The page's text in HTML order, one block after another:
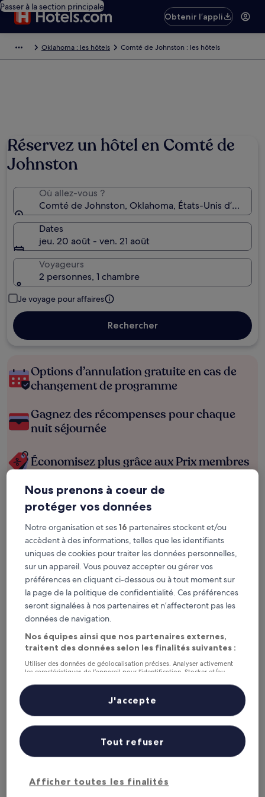
Passer à la section principale
Obtenir l’appli
Oklahoma : les hôtels Comté de Johnston : les hôtels
Réservez un hôtel en Comté de
Johnston
Où allez-vous ?
Comté de Johnston, Oklahoma, États-Unis
Dates
jeu. 20 août - ven. 21 août
Voyageurs
2 personnes, 1 chambre
Je voyage pour affaires
Rechercher
Options d’annulation gratuite en cas de
changement de programme
Gagnez des récompenses pour chaque
nuit séjournée
Économisez plus grâce aux Prix membres
Consultez les prix pour ces dates
Ce soir
6 août - 7 août
Demain
7 août - 8 août
Ce week-end
7 août - 9 août
Le week-end prochain
14 août - 16 août
Comté de Johnston : où
séjourner ?
Tishomingo : les meilleurs hôtels
MULBERRY
MULBERRY
Nous prenons à coeur de
protéger vos données
Notre organisation et ses16 partenaires stockent et/ou
accèdent à des informations, telles que les identifiants
uniques de cookies pour traiter les données personnelles,
sur un appareil. Vous pouvez accepter ou gérer vos
préférences en cliquant ci-dessous ou à tout moment sur
la page de la politique de confidentialité. Ces préférences
seront signalées à nos partenaires et n’affecteront pas les
données de navigation.
Nos équipes ainsi que nos partenaires externes,
traitent des données selon les finalités suivantes :
Utiliser des données de géolocalisation précises. Analyser activement
les caractéristiques de l’appareil pour l’identification. Stocker et/ou
personnalisés, mesure de performance des publicités et du contenu,
études d’audience et développement de services.
Liste de nos partenaires (fournisseurs)
Afficher toutes les finalités
Tout refuser
J'accepte